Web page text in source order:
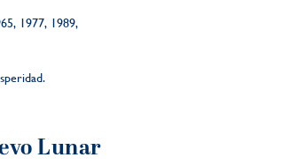
1977, 1989,
Lunar